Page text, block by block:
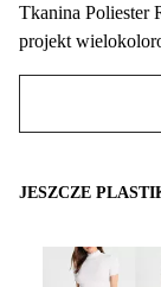
Tkanina Poliester
projekt
JESZCZE